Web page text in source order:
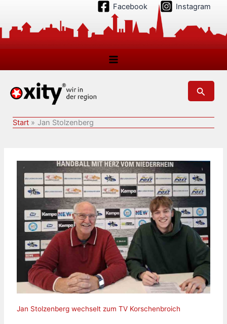
springen
Facebook Instagram
Suchen
Start Jan Stolzenberg
Jan Stolzenberg wechselt zum TV Korschenbroich